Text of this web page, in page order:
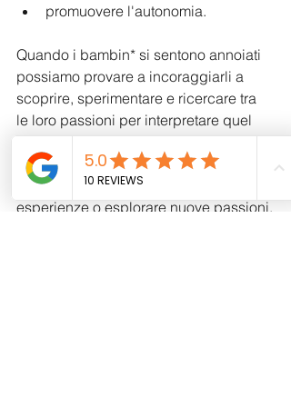
promuovere l'autonomia.
Quando i bambin* si sentono annoiati
possiamo provare a incoraggiarli a
scoprire, sperimentare e ricercare tra
le loro passioni per interpretare quel
tempo “vuoto”.
Proponiamo la possibilità di attivare le
risorse interne per cimentarsi in nuove
esperienze o esplorare nuove passioni.